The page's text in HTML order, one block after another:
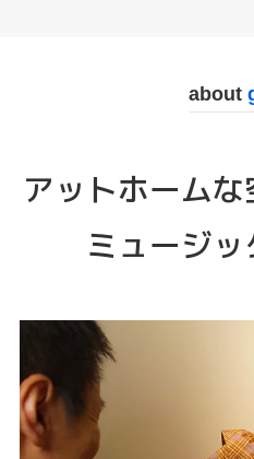
about
アットホーム
ミュージッ